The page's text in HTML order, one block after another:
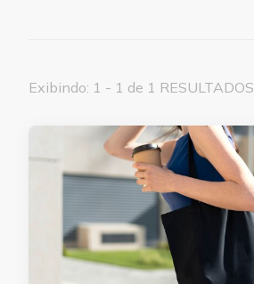
Exibindo: 1 - 1 de 1 RESULTADOS